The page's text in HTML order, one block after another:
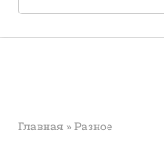
Главная » Разное